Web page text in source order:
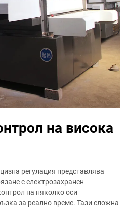
на висока
регулация представлява
с електрозахранен
на няколко оси
за реално време. Тази сложна